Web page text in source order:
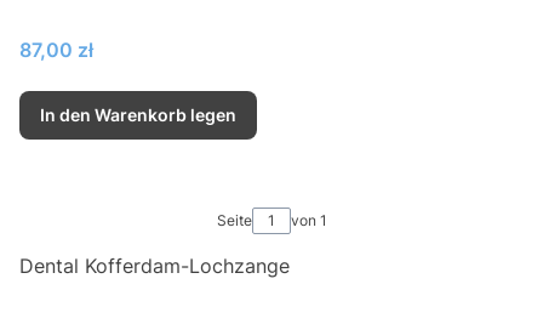
Preis
87,00 zł
In den Warenkorb legen
Seite von 1
Dental Kofferdam-Lochzange